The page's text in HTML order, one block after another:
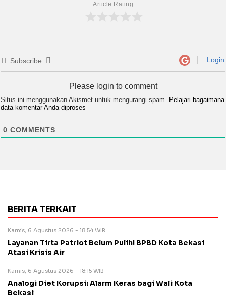
Article Rating
Subscribe Login
Please login to comment
Situs ini menggunakan Akismet untuk mengurangi spam. Pelajari bagaimana
data komentar Anda diproses
0 COMMENTS
BERITA TERKAIT
Kamis, 6 Agustus 2026 - 18:54 WIB
Layanan Tirta Patriot Belum Pulih! BPBD Kota Bekasi
Atasi Krisis Air
Kamis, 6 Agustus 2026 - 18:15 WIB
Analogi Diet Korupsi: Alarm Keras bagi Wali Kota
Bekasi